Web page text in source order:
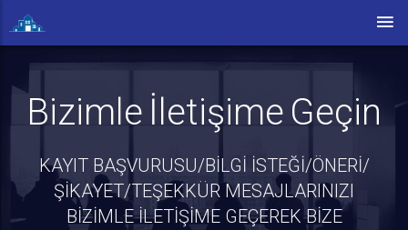
Bizimle İletişime Geçin
KAYIT BAŞVURUSU/BİLGİ İSTEĞİ/ÖNERİ/
ŞİKAYET/TEŞEKKÜR MESAJLARINIZI
BİZİMLE İLETİŞİME GEÇEREK BİZE